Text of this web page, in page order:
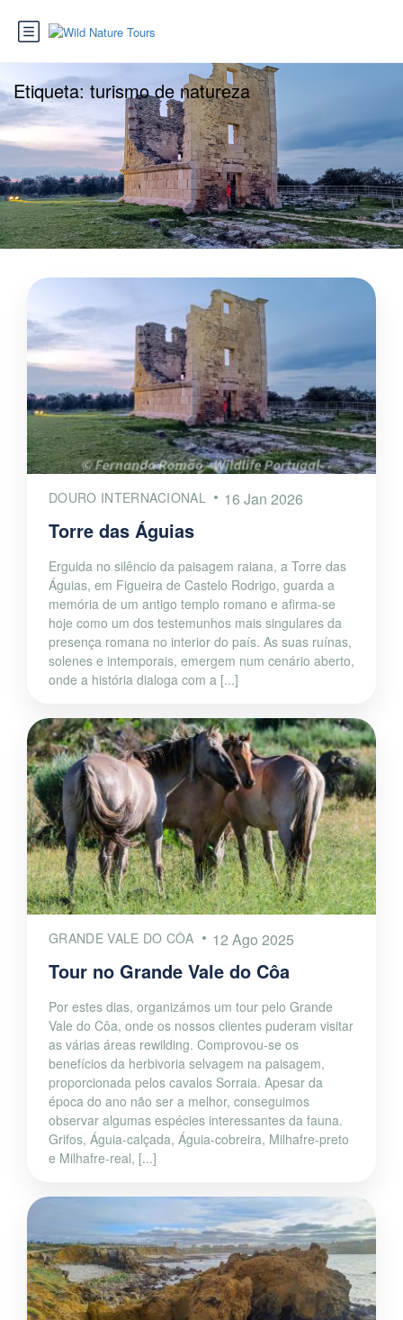
Etiqueta:turismo de natureza
DOURO INTERNACIONAL 16 Jan 2026
Torre das Águias
Erguida no silêncio da paisagem raiana, a Torre das
Águias, em Figueira de Castelo Rodrigo, guarda a
memória de um antigo templo romano e afirma-se
hoje como um dos testemunhos mais singulares da
presença romana no interior do país. As suas ruínas,
solenes e intemporais, emergem num cenário aberto,
onde a história dialoga com a [...]
GRANDE VALE DO CÔA 12 Ago 2025
Tour no Grande Vale do Côa
Por estes dias, organizámos um tour pelo Grande
Vale do Côa, onde os nossos clientes puderam visitar
as várias áreas rewilding. Comprovou-se os
benefícios da herbivoria selvagem na paisagem,
proporcionada pelos cavalos Sorraia. Apesar da
época do ano não ser a melhor, conseguimos
observar algumas espécies interessantes da fauna.
Grifos, Águia-calçada, Águia-cobreira, Milhafre-preto
e Milhafre-real, [...]